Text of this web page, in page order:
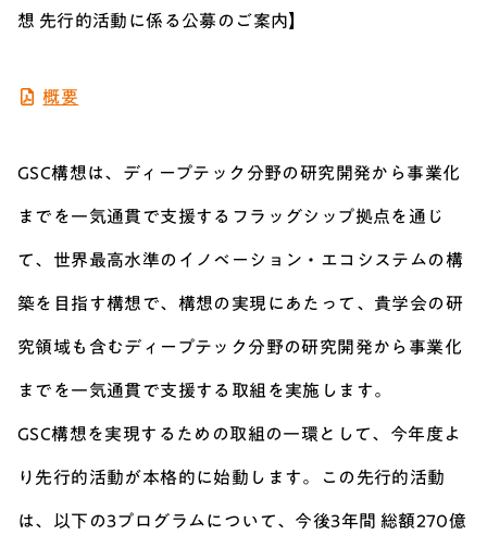
想 先行的活動に係る公募のご案内】
概要
GSC構想は、ディープテック分野の研究開発から事業化
までを一気通貫で支援するフラッグシップ拠点を通じ
て、世界最高水準のイノベーション・エコシステムの構
築を目指す構想で、構想の実現にあたって、貴学会の研
究領域も含むディープテック分野の研究開発から事業化
までを一気通貫で支援する取組を実施します。
GSC構想を実現するための取組の一環として、今年度よ
り先行的活動が本格的に始動します。 この先行的活動
は、以下の3プログラムについて、今後3年間 総額270億